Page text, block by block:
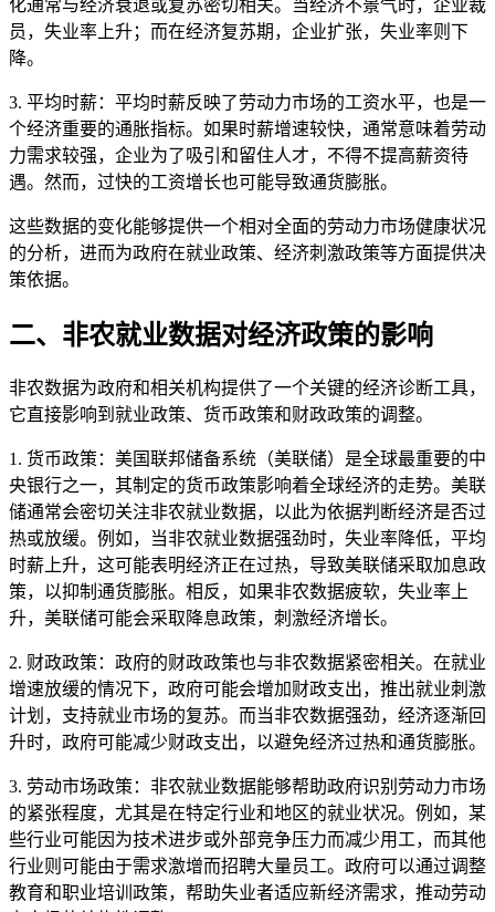
化通常与经济衰退或复苏密切相关。当经济不景气时，企业裁
员，失业率上升；而在经济复苏期，企业扩张，失业率则下
降。
3. 平均时薪：平均时薪反映了劳动力市场的工资水平，也是一
个经济重要的通胀指标。如果时薪增速较快，通常意味着劳动
力需求较强，企业为了吸引和留住人才，不得不提高薪资待
遇。然而，过快的工资增长也可能导致通货膨胀。
这些数据的变化能够提供一个相对全面的劳动力市场健康状况
的分析，进而为政府在就业政策、经济刺激政策等方面提供决
策依据。
二、非农就业数据对经济政策的影响
非农数据为政府和相关机构提供了一个关键的经济诊断工具，
它直接影响到就业政策、货币政策和财政政策的调整。
1. 货币政策：美国联邦储备系统（美联储）是全球最重要的中
央银行之一，其制定的货币政策影响着全球经济的走势。美联
储通常会密切关注非农就业数据，以此为依据判断经济是否过
热或放缓。例如，当非农就业数据强劲时，失业率降低，平均
时薪上升，这可能表明经济正在过热，导致美联储采取加息政
策，以抑制通货膨胀。相反，如果非农数据疲软，失业率上
升，美联储可能会采取降息政策，刺激经济增长。
2. 财政政策：政府的财政政策也与非农数据紧密相关。在就业
增速放缓的情况下，政府可能会增加财政支出，推出就业刺激
计划，支持就业市场的复苏。而当非农数据强劲，经济逐渐回
升时，政府可能减少财政支出，以避免经济过热和通货膨胀。
3. 劳动市场政策：非农就业数据能够帮助政府识别劳动力市场
的紧张程度，尤其是在特定行业和地区的就业状况。例如，某
些行业可能因为技术进步或外部竞争压力而减少用工，而其他
行业则可能由于需求激增而招聘大量员工。政府可以通过调整
教育和职业培训政策，帮助失业者适应新经济需求，推动劳动